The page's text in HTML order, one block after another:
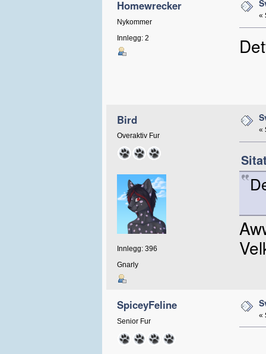
Homewrecker
Nykommer
Innlegg: 2
«
Bird
Overaktiv Fur
Innlegg: 396
Gnarly
«
SpiceyFeline
Senior Fur
«